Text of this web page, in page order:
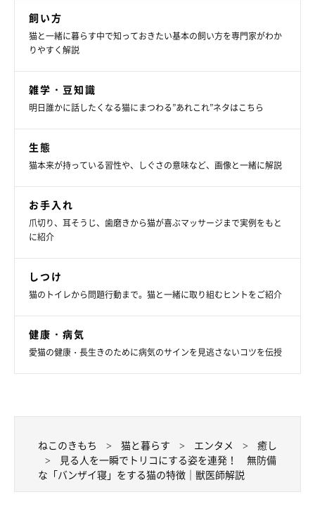
⑤子猫観察で…
@taruchoro
バンザイ寝をするこんぶちゃんのお顔の近くには、飼い主さんが
飼い方
猫と一緒に暮らす中で知っておきたい基本の飼い方を専門家がわか
りやすく解説
雑学・豆知識
明日誰かに話したくなる猫にまつわる”あれこれ”ネタはこちら
生態
猫本来が持っている習性や、しぐさの意味など、画像と一緒に解説
お手入れ
爪切り、耳そうじ、歯磨きから猫が喜ぶマッサージまで実例をもと
に紹介
しつけ
猫のトイレから問題行動まで。猫と一緒に取り組むヒントをご紹介
健康・病気
愛猫の健康・長生きのために病気のサインを見逃さないコツを伝授
ねこのきもち 猫と暮らす エンタメ
癒し
見る人を一瞬でトリコにする姿を連発！ 無防備
な「バンザイ寝」をする猫の特徴｜獣医師解説